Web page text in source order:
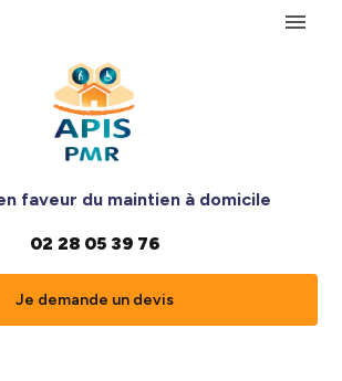
menu
faveur du maintien à domicile
02 28 05 39 76
Je demande un devis